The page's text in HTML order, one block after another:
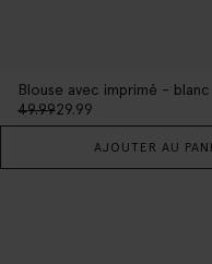
Blouse avec imprimé - blanc
49.9929.99
AJOUTER AU